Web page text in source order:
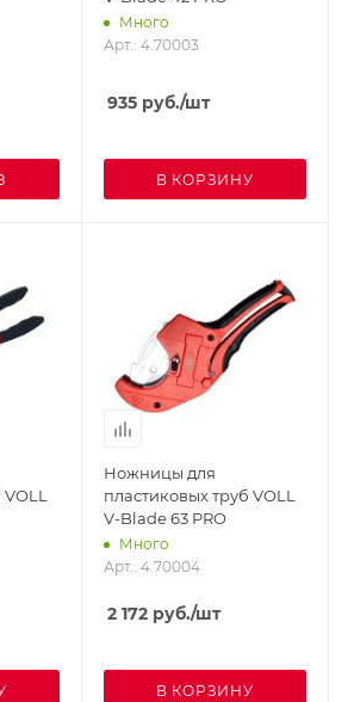
Много
Арт.: 4.70003
935руб./шт
В КОРЗИНУ
Ножницы для
пластиковых труб VOLL
V-Blade 63 PRO
Много
Арт.: 4.70004
2 172руб./шт
В КОРЗИНУ